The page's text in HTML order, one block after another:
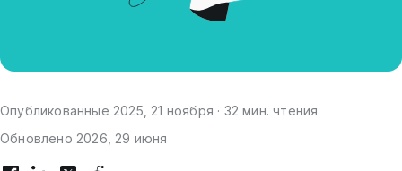
Опубликованные 2025, 21 ноября · 32 мин. чтения
Обновлено 2026, 29 июня